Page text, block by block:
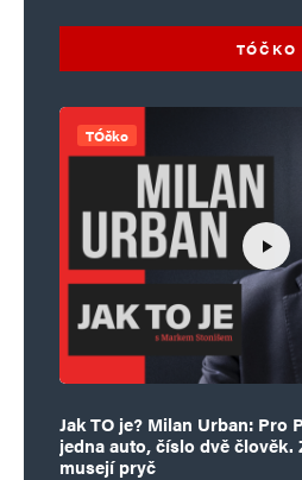
TÓČKO
TÓčko
Jak TO je? Milan Urban: Pro
jedna auto, číslo dvě člověk.
musejí pryč